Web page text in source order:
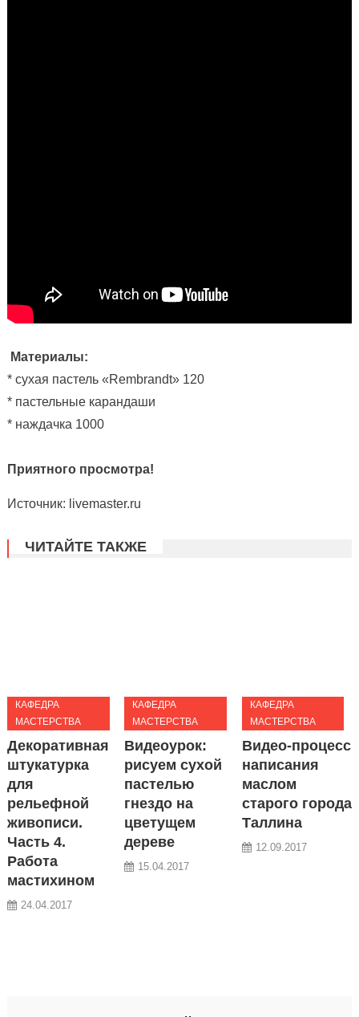
Материалы:
* сухая пастель «Rembrandt» 120
* пастельные карандаши
* наждачка 1000
Приятного просмотра!
Источник: livemaster.ru
ЧИТАЙТЕ ТАКЖЕ
КАФЕДРА
МАСТЕРСТВА
Декоративная
штукатурка
для
рельефной
живописи.
Часть 4.
Работа
мастихином
24.04.2017
КАФЕДРА
МАСТЕРСТВА
Видеоурок:
рисуем сухой
пастелью
гнездо на
цветущем
дереве
15.04.2017
КАФЕДРА
МАСТЕРСТВА
Видео-процесс
написания
маслом
старого города
Таллина
12.09.2017